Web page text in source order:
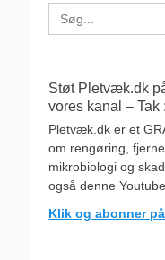
Search
for:
Støt Pletvæk.dk
vores kanal – Tak
Pletvæk.dk er et
om rengøring,
mikrobiologi og
også denne
Klik og abonner